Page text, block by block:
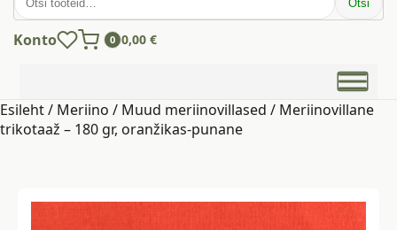
Otsi
Konto 0 0,00 €
Esileht/ Meriino / Muud meriinovillased / Meriinovillane
trikotaaž – 180 gr, oranžikas-punane